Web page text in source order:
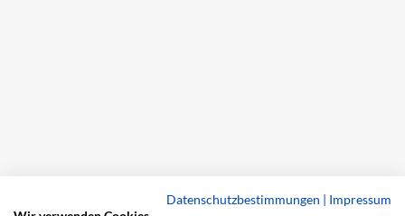
Datenschutzbestimmungen | Impressum